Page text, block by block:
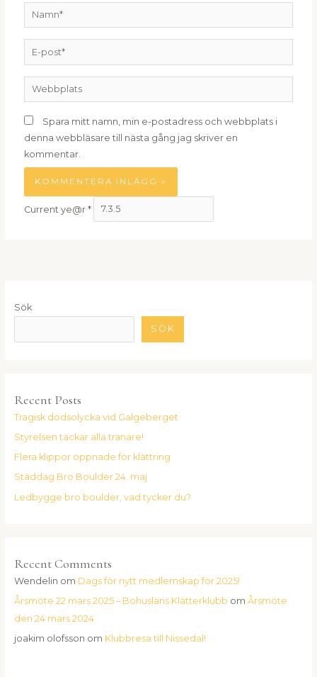
Namn*
E-
post*
Webbplats
Spara mitt namn, min e-postadress och webbplats i
denna webbläsare till nästa gång jag skriver en
kommentar.
Current ye@r*
Sök
SÖK
Recent Posts
Tragisk dödsolycka vid Galgeberget
Styrelsen tackar alla tränare!
Flera klippor öppnade för klättring
Städdag Bro Boulder 24. maj
Ledbygge bro boulder, vad tycker du?
Recent Comments
Wendelin om Dags för nytt medlemskap för 2025!
Årsmöte 22 mars 2025 – Bohusläns Klätterklubb om Årsmöte
den 24 mars 2024
joakim olofsson om Klubbresa till Nissedal!